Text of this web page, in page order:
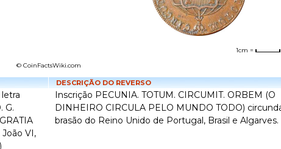
1cm =
© CoinFactsWiki.com
G.
VI,
DESCRIÇÃO DO REVERSO
Inscrição PECUNIA. TOTUM. CIRCUMIT. ORBEM (O
DINHEIRO CIRCULA PELO MUNDO TODO)
brasão do Reino Unido de Portugal, Brasil e Algarves.